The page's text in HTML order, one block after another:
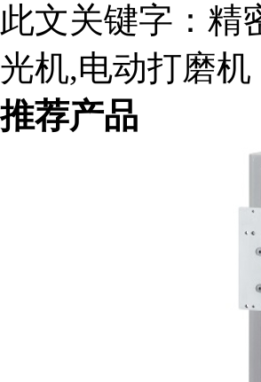
此文关键字： 精
光机,电动打磨机
推荐产品